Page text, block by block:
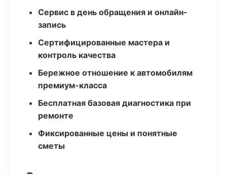
Сервис в день обращения и онлайн-
запись
Сертифицированные мастера и
контроль качества
Бережное отношение к автомобилям
премиум-класса
Бесплатная базовая диагностика при
ремонте
Фиксированные цены и понятные
сметы